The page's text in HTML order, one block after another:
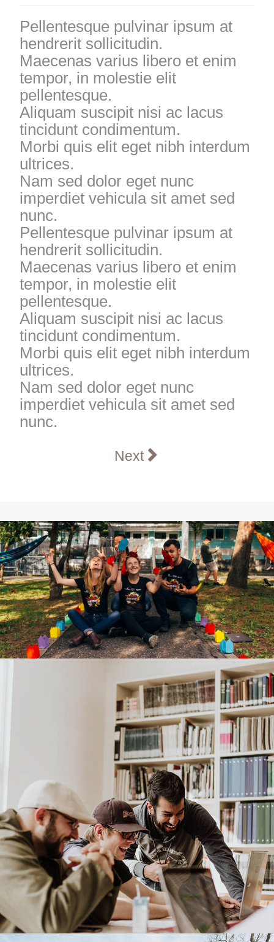
Pellentesque pulvinar ipsum at
hendrerit sollicitudin.
Maecenas varius libero et enim
tempor, in molestie elit
pellentesque.
Aliquam suscipit nisi ac lacus
tincidunt condimentum.
Morbi quis elit eget nibh interdum
ultrices.
Nam sed dolor eget nunc
imperdiet vehicula sit amet sed
nunc.
Pellentesque pulvinar ipsum at
hendrerit sollicitudin.
Maecenas varius libero et enim
tempor, in molestie elit
pellentesque.
Aliquam suscipit nisi ac lacus
tincidunt condimentum.
Morbi quis elit eget nibh interdum
ultrices.
Nam sed dolor eget nunc
imperdiet vehicula sit amet sed
nunc.
Next article: Jumpstart
Next